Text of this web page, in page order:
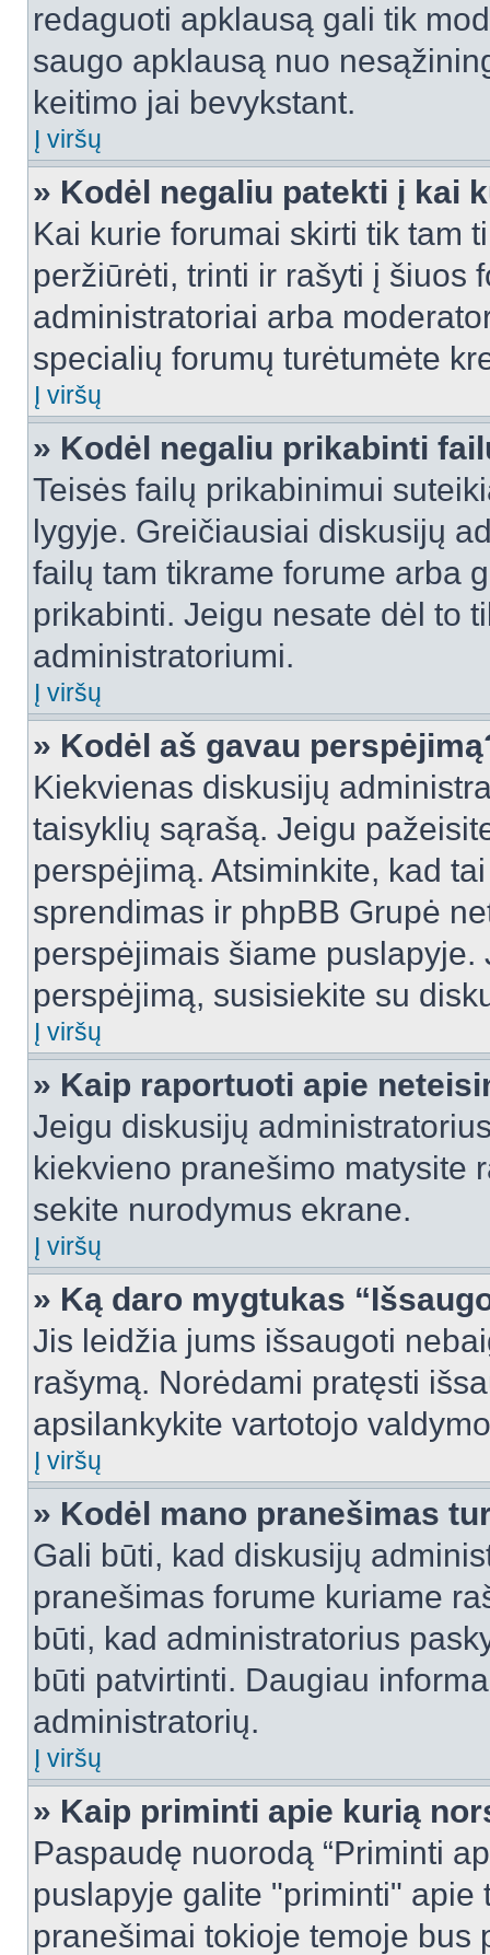
redaguoti apklausą gali tik
saugo apklausą nuo
keitimo jai bevykstant.
Į viršų
» Kodėl negaliu patekti į kai
Kai kurie forumai skirti tik tam
peržiūrėti, trinti ir rašyti į šiuos
administratoriai arba
specialių forumų turėtumėte
Į viršų
» Kodėl negaliu prikabinti
Teisės failų prikabinimui
lygyje. Greičiausiai diskusijų
failų tam tikrame forume arba
prikabinti. Jeigu nesate dėl to
administratoriumi.
Į viršų
» Kodėl aš gavau
Kiekvienas diskusijų
taisyklių sąrašą. Jeigu
perspėjimą. Atsiminkite, kad
sprendimas ir phpBB Grupė
perspėjimais šiame
perspėjimą, susisiekite su
Į viršų
» Kaip raportuoti apie
Jeigu diskusijų
kiekvieno pranešimo matysite
sekite nurodymus ekrane.
Į viršų
» Ką daro mygtukas
Jis leidžia jums išsaugoti
rašymą. Norėdami pratęsti
apsilankykite vartotojo
Į viršų
» Kodėl mano pranešimas
Gali būti, kad diskusijų
pranešimas forume kuriame
būti, kad administratorius
būti patvirtinti. Daugiau
administratorių.
Į viršų
» Kaip priminti apie kurią
Paspaudę nuorodą “Priminti
puslapyje galite "priminti"
pranešimai tokioje temoje bus